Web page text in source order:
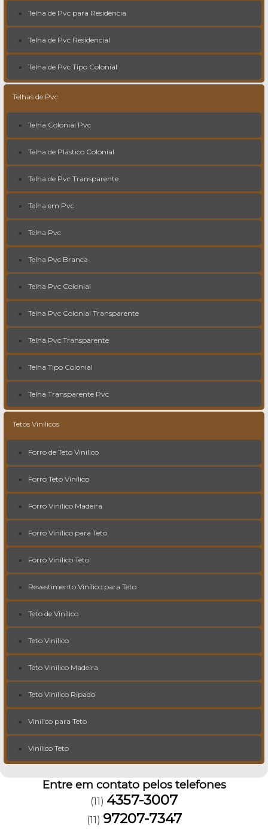
Telha de Pvc para Residência
Telha de Pvc Residencial
Telha de Pvc Tipo Colonial
Telhas de Pvc
Telha Colonial Pvc
Telha de Plástico Colonial
Telha de Pvc Transparente
Telha em Pvc
Telha Pvc
Telha Pvc Branca
Telha Pvc Colonial
Telha Pvc Colonial Transparente
Telha Pvc Transparente
Telha Tipo Colonial
Telha Transparente Pvc
Tetos Vinílicos
Forro de Teto Vinílico
Forro Teto Vinílico
Forro Vinílico Madeira
Forro Vinílico para Teto
Forro Vinílico Teto
Revestimento Vinílico para Teto
Teto de Vinílico
Teto Vinílico
Teto Vinílico Madeira
Teto Vinílico Ripado
Vinílico para Teto
Vinílico Teto
Entre em contato pelos telefones
(11) 4357-3007
(11) 97207-7347